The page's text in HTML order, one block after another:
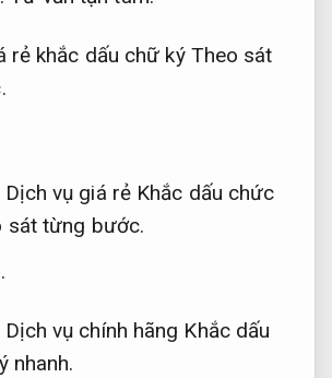
rẻ khắc dấu chữ ký Theo sát
Dịch vụ giá rẻ Khắc dấu chức
sát từng bước.
vụ chính hãng Khắc dấu
nhanh.